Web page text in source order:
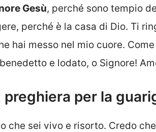
Gesù, perché sono tempio
perché è la casa di Dio. Ti
hai messo nel mio cuore.
e lodato, o Signore!
preghiera per la
che sei vivo e risorto. Credo